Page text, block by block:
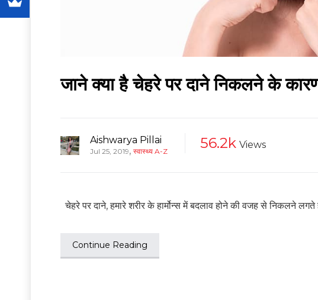
जाने क्या है चेहरे पर दाने निकलने के
Aishwarya Pillai
Jul 25, 2019, स्वास्थ्य A-Z 56.2k Views
चेहरे पर दाने, हमारे शरीर के हार्मोन्स में बदलाव होने की वजह से निकलने
Continue Reading